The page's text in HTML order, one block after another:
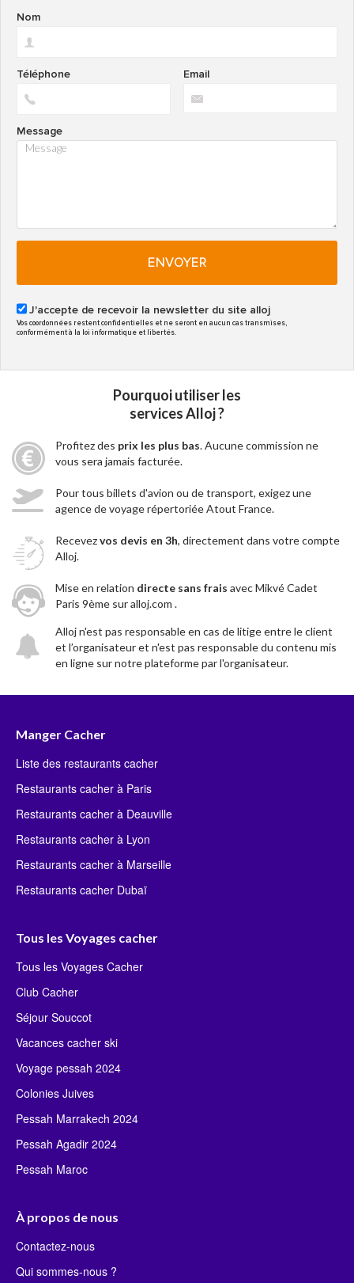
Nom
Email
Téléphone
Message
ENVOYER
J'accepte de recevoir la newsletter du site alloj
Vos coordonnées restent confidentielles et ne seront en aucun cas transmises,
conformément à la loi informatique et libertés.
Pourquoi utiliser les
services Alloj ?
Profitez des prix les plus bas. Aucune commission ne
vous sera jamais facturée.
Pour tous billets d'avion ou de transport, exigez une
agence de voyage répertoriée Atout France.
Recevezvos devis en 3h, directement dans votre compte
Alloj.
Mise en relation directe sans frais avec Mikvé Cadet
Paris 9ème sur alloj.com .
Alloj n'est pas responsable en cas de litige entre le client
et l’organisateur et n'est pas responsable du contenu mis
en ligne sur notre plateforme par l'organisateur.
Manger Cacher
Liste des restaurants cacher
Restaurants cacher à Paris
Restaurants cacher à Deauville
Restaurants cacher à Lyon
Restaurants cacher à Marseille
Restaurants cacher Dubaï
Tous les Voyages cacher
Tous les Voyages Cacher
Club Cacher
Séjour Souccot
Vacances cacher ski
Voyage pessah 2024
Colonies Juives
Pessah Marrakech 2024
Pessah Agadir 2024
Pessah Maroc
À propos de nous
Contactez-nous
Qui sommes-nous ?